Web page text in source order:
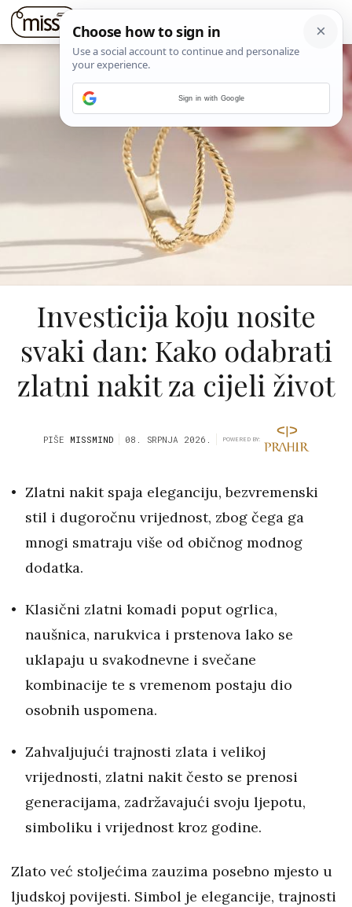
Investicija koju nosite
svaki dan: Kako odabrati
zlatni nakit za cijeli život
PIŠE MISSMIND 08. SRPNJA 2026. POWERED BY:
Zlatni nakit spaja eleganciju, bezvremenski
stil i dugoročnu vrijednost, zbog čega ga
mnogi smatraju više od običnog modnog
dodatka.
Klasični zlatni komadi poput ogrlica,
naušnica, narukvica i prstenova lako se
uklapaju u svakodnevne i svečane
kombinacije te s vremenom postaju dio
osobnih uspomena.
Zahvaljujući trajnosti zlata i velikoj
vrijednosti, zlatni nakit često se prenosi
generacijama, zadržavajući svoju ljepotu,
simboliku i vrijednost kroz godine.
Zlato već stoljećima zauzima posebno mjesto u
ljudskoj povijesti. Simbol je elegancije, trajnosti
Sign in with Google